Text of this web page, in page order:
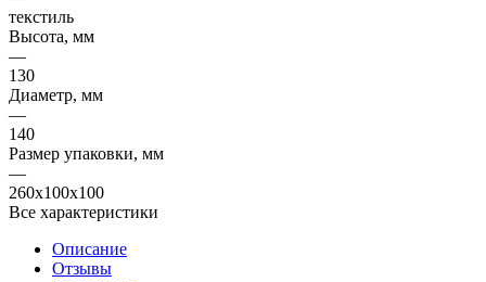
текстиль
Высота, мм
—
130
Диаметр, мм
—
140
Размер упаковки, мм
—
260x100x100
Все характеристики
Описание
Отзывы